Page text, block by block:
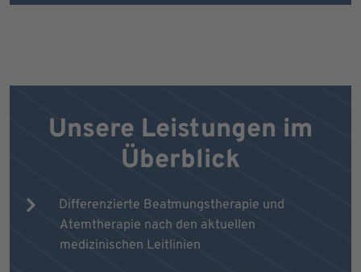
Unsere Leistungen im
Überblick
Differenzierte Beatmungstherapie und
Atemtherapie nach den aktuellen
medizinischen Leitlinien